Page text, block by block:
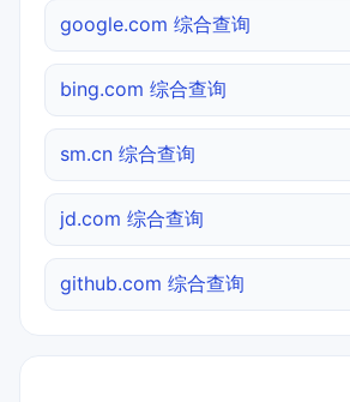
google.com 综合查询
bing.com 综合查询
sm.cn 综合查询
jd.com 综合查询
github.com 综合查询